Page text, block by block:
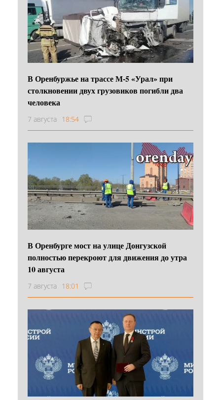
В Оренбуржье на трассе М-5 «Урал» при
столкновении двух грузовиков погибли два
человека
7 августа 18:54
В Оренбурге мост на улице Донгузской
полностью перекроют для движения до утра
10 августа
7 августа 18:01